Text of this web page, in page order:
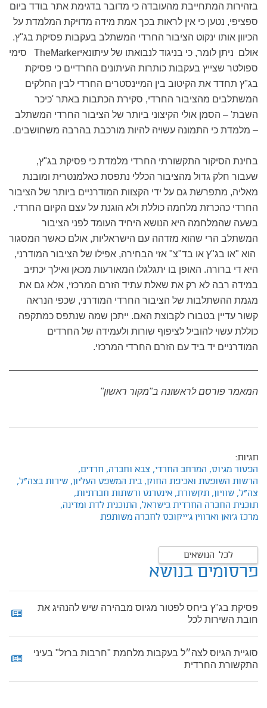
בזהירות המתחייבת מהעובדה כי מדובר בדגימת אתר בודד ביום
ספציפי, נטען כי אין לראות בכך אמת מידה מדויקת המלמדת על
הכיוון אותו ינקוט הציבור החרדי המשתלב בעקבות פסיקת בג"ץ.
אולם ניתן לומר, כי בניגוד לנבואתו של עיתונאיTheMarker
סימי
ספולטר שצייץ בעקבות כותרות העיתונים החרדיים כי פסיקת
בג"ץ תחדד את הקיטוב בין המיינסטרים החרדי לבין החלקים
המשתלבים מהציבור החרדי, סקירת הכתבות באתר 'כיכר
השבת' – הסמן אולי הקיצוני ביותר של הציבור החרדי המשתלב
– מלמדת כי התמונה עשויה להיות מורכבת בהרבה משחושבים.
בחינת הסיקור התקשורתי החרדי מלמדת כי פסיקת בג"ץ,
שעבור חלק גדול מהציבור הכללי נתפסת כאלמנטרית ומובנת
מאליה, מתפרשת גם על ידי הקצוות המודרניים ביותר של הציבור
החרדי כהכרזת מלחמה כוללת ולא הוגנת על עצם הקיום החרדי.
בשעה שהמלחמה היא הנושא היחיד העומד לפני הציבור
המשתלב הרי שהוא מזדהה עם הישראליות, אולם כאשר המסגור
הוא "או בג"ץ או בד"צ" אזי הבחירה, אפילו של הציבור המודרני,
היא די ברורה. האופן בו יתגלגלו המאורעות מכאן ואילך יכתיב
במידה רבה לא רק את שאלת עתיד הזרם המרכזי, אלא גם את
מגמת ההשתלבות של הציבור החרדי המודרני, שכפי הנראה
קשור עדיין בטבורו לקבוצת האם. ייתכן שמה שנתפס כמתקפה
כוללת עשוי להוביל לציפוף שורות ולעמידה של החרדים
המודרניים יד ביד עם הזרם החרדי המרכזי.
המאמר פורסם לראשונה ב"מקור ראשון"
תגיות:
הפטור מגיוס, המרחב החרדי, צבא וחברה, חרדים,
הרשות השופטת ואכיפת החוק, בית המשפט העליון, שירות בצה"ל,
צה"ל, שוויון, תקשורת, אינטרנט ורשתות חברתיות,
תוכנית החברה החרדית בישראל, התוכנית לדת ומדינה,
מרכז ג'ואן וארווין ג'ייקובס לחברה משותפת
לכל הנושאים
פרסומים בנושא
פסיקת בג"ץ ביחס לפטור מגיוס מבהירה שיש להנהיג את
חובת השירות לכל
סוגיית הגיוס לצה״ל בעקבות מלחמת "חרבות ברזל" בעיני
התקשורת החרדית